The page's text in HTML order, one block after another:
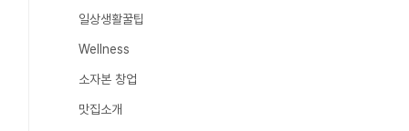
일상생활꿀팁
Wellness
소자본 창업
맛집소개